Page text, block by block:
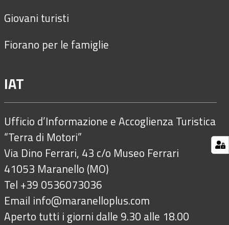
Giovani turisti
Fiorano per le famiglie
IAT
Ufficio d’Informazione e Accoglienza Turistica
“Terra di Motori”
Via Dino Ferrari, 43 c/o Museo Ferrari
41053 Maranello (MO)
Tel +39 0536073036
Email info@maranelloplus.com
Aperto tutti i giorni dalle 9.30 alle 18.00